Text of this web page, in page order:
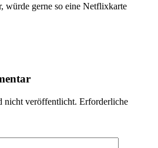
würde gerne so eine Netflixkarte
nicht veröffentlicht. Erforderliche